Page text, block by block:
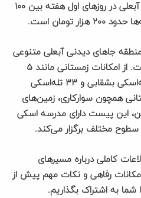
می‌شود و قیمت ورودی پیست آبعلی در روزهای اول هفته بین ۱۰۰
جاهای دیدنی آبعلی متنوعی
را برای گردشگران فراهم کرده است. از امکانات زمستانی مانند ۵
پیست مختلف، تله‌کابین، ۵ تله‌اسکی بشقابی و ۳۳ تله‌اسکی
همچون سوارکاری، زمین‌های
این پیست دارای مدرسه اسکی
مختلف برگزار می‌کند.
کاملی درباره مسیرهای
رفاهی و نکات مهم پیش از
به اشتراک بگذاریم.